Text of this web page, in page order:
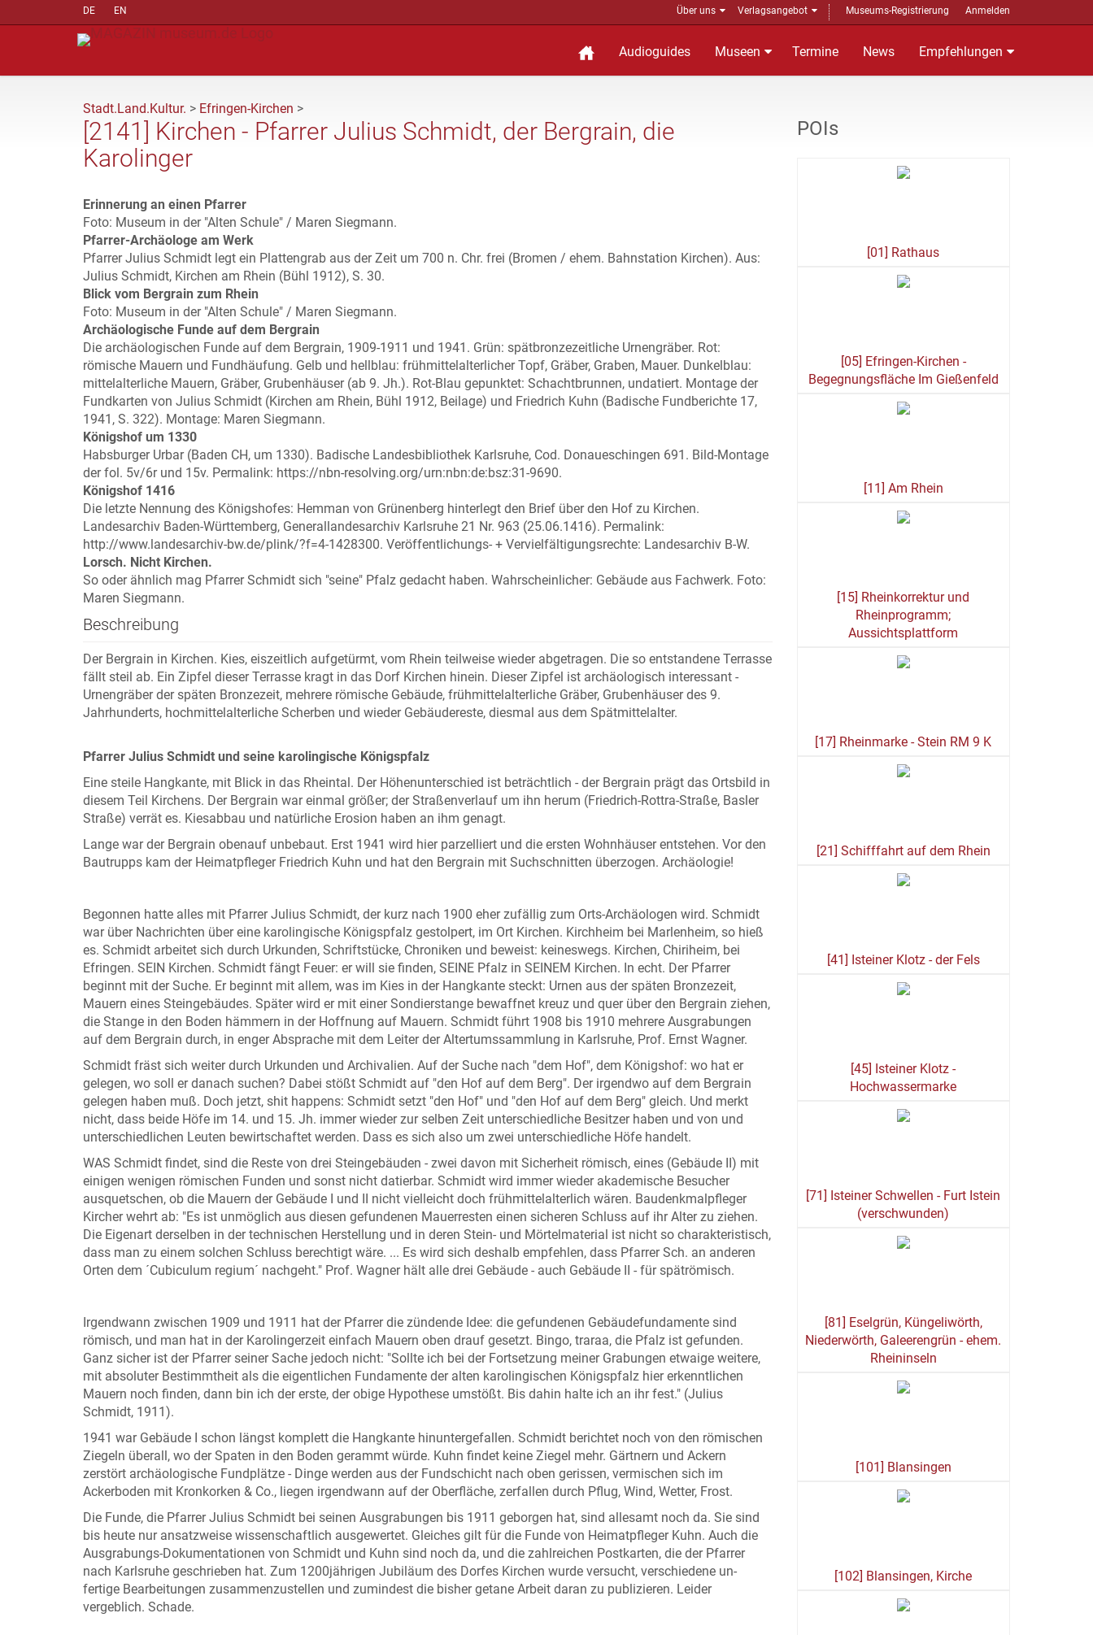
DE EN Über uns Verlagsangebot Museums-Registrierung Anmelden
Audioguides Museen Termine News Empfehlungen
Stadt.Land.Kultur. > Efringen-Kirchen >
[2141] Kirchen - Pfarrer Julius Schmidt, der Bergrain, die
Karolinger
Erinnerung an einen Pfarrer
Foto: Museum in der "Alten Schule" / Maren Siegmann.
Pfarrer-Archäologe am Werk
Pfarrer Julius Schmidt legt ein Plattengrab aus der Zeit um 700 n. Chr. frei (Bromen / ehem. Bahnstation Kirchen). Aus:
Julius Schmidt, Kirchen am Rhein (Bühl 1912), S. 30.
Blick vom Bergrain zum Rhein
Foto: Museum in der "Alten Schule" / Maren Siegmann.
Archäologische Funde auf dem Bergrain
Die archäologischen Funde auf dem Bergrain, 1909-1911 und 1941. Grün: spätbronzezeitliche Urnengräber. Rot:
römische Mauern und Fundhäufung. Gelb und hellblau: frühmittelalterlicher Topf, Gräber, Graben, Mauer. Dunkelblau:
mittelalterliche Mauern, Gräber, Grubenhäuser (ab 9. Jh.). Rot-Blau gepunktet: Schachtbrunnen, undatiert. Montage der
Fundkarten von Julius Schmidt (Kirchen am Rhein, Bühl 1912, Beilage) und Friedrich Kuhn (Badische Fundberichte 17,
1941, S. 322). Montage: Maren Siegmann.
Königshof um 1330
Habsburger Urbar (Baden CH, um 1330). Badische Landesbibliothek Karlsruhe, Cod. Donaueschingen 691. Bild-Montage
der fol. 5v/6r und 15v. Permalink: https://nbn-resolving.org/urn:nbn:de:bsz:31-9690.
Königshof 1416
Die letzte Nennung des Königshofes: Hemman von Grünenberg hinterlegt den Brief über den Hof zu Kirchen.
Landesarchiv Baden-Württemberg, Generallandesarchiv Karlsruhe 21 Nr. 963 (25.06.1416). Permalink:
http://www.landesarchiv-bw.de/plink/?f=4-1428300. Veröffentlichungs- + Vervielfältigungsrechte: Landesarchiv B-W.
Lorsch. Nicht Kirchen.
So oder ähnlich mag Pfarrer Schmidt sich "seine" Pfalz gedacht haben. Wahrscheinlicher: Gebäude aus Fachwerk. Foto:
Maren Siegmann.
Beschreibung
Der Bergrain in Kirchen. Kies, eiszeitlich aufgetürmt, vom Rhein teilweise wieder abgetragen. Die so entstandene Terrasse
fällt steil ab. Ein Zipfel dieser Terrasse kragt in das Dorf Kirchen hinein. Dieser Zipfel ist archäologisch interessant -
Urnengräber der späten Bronzezeit, mehrere römische Gebäude, frühmittelalterliche Gräber, Grubenhäuser des 9.
Jahrhunderts, hochmittelalterliche Scherben und wieder Gebäudereste, diesmal aus dem Spätmittelalter.
Pfarrer Julius Schmidt und seine karolingische Königspfalz
Eine steile Hangkante, mit Blick in das Rheintal. Der Höhenunterschied ist beträchtlich - der Bergrain prägt das Ortsbild in
diesem Teil Kirchens. Der Bergrain war einmal größer; der Straßenverlauf um ihn herum (Friedrich-Rottra-Straße, Basler
Straße) verrät es. Kiesabbau und natürliche Erosion haben an ihm genagt.
Lange war der Bergrain obenauf unbebaut. Erst 1941 wird hier parzelliert und die ersten Wohnhäuser entstehen. Vor den
Bautrupps kam der Heimatpfleger Friedrich Kuhn und hat den Bergrain mit Suchschnitten überzogen. Archäologie!
Begonnen hatte alles mit Pfarrer Julius Schmidt, der kurz nach 1900 eher zufällig zum Orts-Archäologen wird. Schmidt
war über Nachrichten über eine karolingische Königspfalz gestolpert, im Ort Kirchen. Kirchheim bei Marlenheim, so hieß
es. Schmidt arbeitet sich durch Urkunden, Schriftstücke, Chroniken und beweist: keineswegs. Kirchen, Chiriheim, bei
Efringen. SEIN Kirchen. Schmidt fängt Feuer: er will sie finden, SEINE Pfalz in SEINEM Kirchen. In echt. Der Pfarrer
beginnt mit der Suche. Er beginnt mit allem, was im Kies in der Hangkante steckt: Urnen aus der späten Bronzezeit,
Mauern eines Steingebäudes. Später wird er mit einer Sondierstange bewaffnet kreuz und quer über den Bergrain ziehen,
die Stange in den Boden hämmern in der Hoffnung auf Mauern. Schmidt führt 1908 bis 1910 mehrere Ausgrabungen
auf dem Bergrain durch, in enger Absprache mit dem Leiter der Altertumssammlung in Karlsruhe, Prof. Ernst Wagner.
Schmidt fräst sich weiter durch Urkunden und Archivalien. Auf der Suche nach "dem Hof", dem Königshof: wo hat er
gelegen, wo soll er danach suchen? Dabei stößt Schmidt auf "den Hof auf dem Berg". Der irgendwo auf dem Bergrain
gelegen haben muß. Doch jetzt, shit happens: Schmidt setzt "den Hof" und "den Hof auf dem Berg" gleich. Und merkt
nicht, dass beide Höfe im 14. und 15. Jh. immer wieder zur selben Zeit unterschiedliche Besitzer haben und von und
unterschiedlichen Leuten bewirtschaftet werden. Dass es sich also um zwei unterschiedliche Höfe handelt.
WAS Schmidt findet, sind die Reste von drei Steingebäuden - zwei davon mit Sicherheit römisch, eines (Gebäude II) mit
einigen wenigen römischen Funden und sonst nicht datierbar. Schmidt wird immer wieder akademische Besucher
ausquetschen, ob die Mauern der Gebäude I und II nicht vielleicht doch frühmittelalterlich wären. Baudenkmalpfleger
Kircher wehrt ab: "Es ist unmöglich aus diesen gefundenen Mauerresten einen sicheren Schluss auf ihr Alter zu ziehen.
Die Eigenart derselben in der technischen Herstellung und in deren Stein- und Mörtelmaterial ist nicht so charakteristisch,
dass man zu einem solchen Schluss berechtigt wäre. ... Es wird sich deshalb empfehlen, dass Pfarrer Sch. an anderen
Orten dem ´Cubiculum regium´ nachgeht." Prof. Wagner hält alle drei Gebäude - auch Gebäude II - für spätrömisch.
Irgendwann zwischen 1909 und 1911 hat der Pfarrer die zündende Idee: die gefundenen Gebäudefundamente sind
römisch, und man hat in der Karolingerzeit einfach Mauern oben drauf gesetzt. Bingo, traraa, die Pfalz ist gefunden.
Ganz sicher ist der Pfarrer seiner Sache jedoch nicht: "Sollte ich bei der Fortsetzung meiner Grabungen etwaige weitere,
mit absoluter Bestimmtheit als die eigentlichen Fundamente der alten karolingischen Königspfalz hier erkenntlichen
Mauern noch finden, dann bin ich der erste, der obige Hypothese umstößt. Bis dahin halte ich an ihr fest." (Julius
Schmidt, 1911).
1941 war Gebäude I schon längst komplett die Hangkante hinuntergefallen. Schmidt berichtet noch von den römischen
Ziegeln überall, wo der Spaten in den Boden gerammt würde. Kuhn findet keine Ziegel mehr. Gärtnern und Ackern
zerstört archäologische Fundplätze - Dinge werden aus der Fundschicht nach oben gerissen, vermischen sich im
Ackerboden mit Kronkorken & Co., liegen irgendwann auf der Oberfläche, zerfallen durch Pflug, Wind, Wetter, Frost.
Die Funde, die Pfarrer Julius Schmidt bei seinen Ausgrabungen bis 1911 geborgen hat, sind allesamt noch da. Sie sind
bis heute nur ansatzweise wissenschaftlich ausgewertet. Gleiches gilt für die Funde von Heimatpfleger Kuhn. Auch die
Ausgrabungs-Dokumentationen von Schmidt und Kuhn sind noch da, und die zahlreichen Postkarten, die der Pfarrer
nach Karlsruhe geschrieben hat. Zum 1200jährigen Jubiläum des Dorfes Kirchen wurde versucht, verschiedene un-
fertige Bearbeitungen zusammenzustellen und zumindest die bisher getane Arbeit daran zu publizieren. Leider
vergeblich. Schade.
POIs
[01] Rathaus
[05] Efringen-Kirchen -
Begegnungsfläche Im Gießenfeld
[11] Am Rhein
[15] Rheinkorrektur und
Rheinprogramm;
Aussichtsplattform
[17] Rheinmarke - Stein RM 9 K
[21] Schifffahrt auf dem Rhein
[41] Isteiner Klotz - der Fels
[45] Isteiner Klotz -
Hochwassermarke
[71] Isteiner Schwellen - Furt Istein
(verschwunden)
[81] Eselgrün, Küngeliwörth,
Niederwörth, Galeerengrün - ehem.
Rheininseln
[101] Blansingen
[102] Blansingen, Kirche